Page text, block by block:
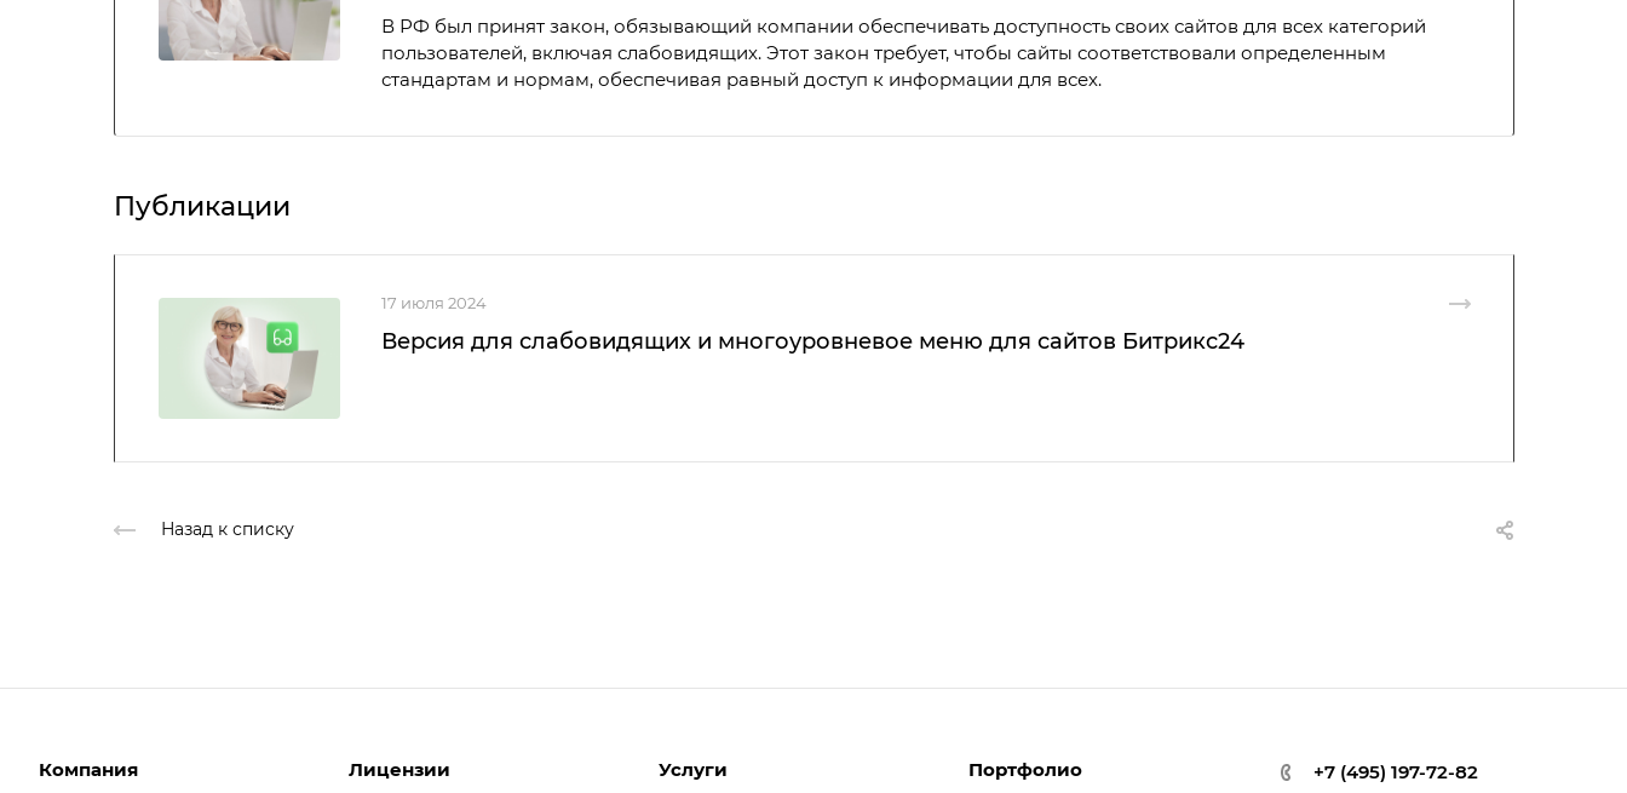
В РФ был принят закон, обязывающий компании обеспечивать доступность своих сайтов для всех категорий
пользователей, включая слабовидящих. Этот закон требует, чтобы сайты соответствовали определенным
стандартам и нормам, обеспечивая равный доступ к информации для всех.
Публикации
17 июля 2024
Версия для слабовидящих и многоуровневое меню для сайтов Битрикс24
Назад к списку
Компания Лицензии Услуги Портфолио +7 (495) 197-72-82